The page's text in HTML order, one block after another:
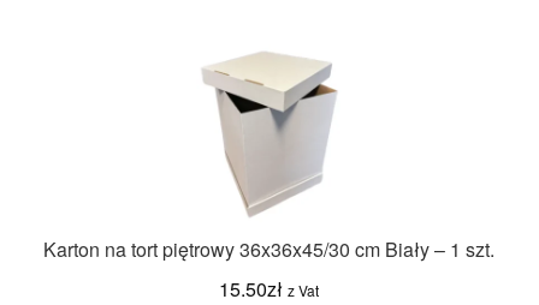
Karton na tort piętrowy 36x36x45/30 cm Biały – 1 szt.
15.50zł z Vat